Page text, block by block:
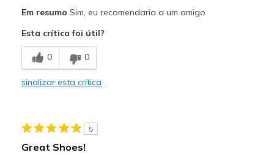
Breathe Well
Comfortable
Em resumo Sim, eu recomendaria a um amigo
Esta crítica foi útil?
0 0
sinalizar esta crítica
5
Great Shoes!